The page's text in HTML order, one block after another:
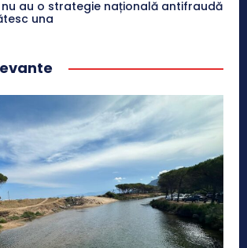
nu au o strategie națională antifraudă
una